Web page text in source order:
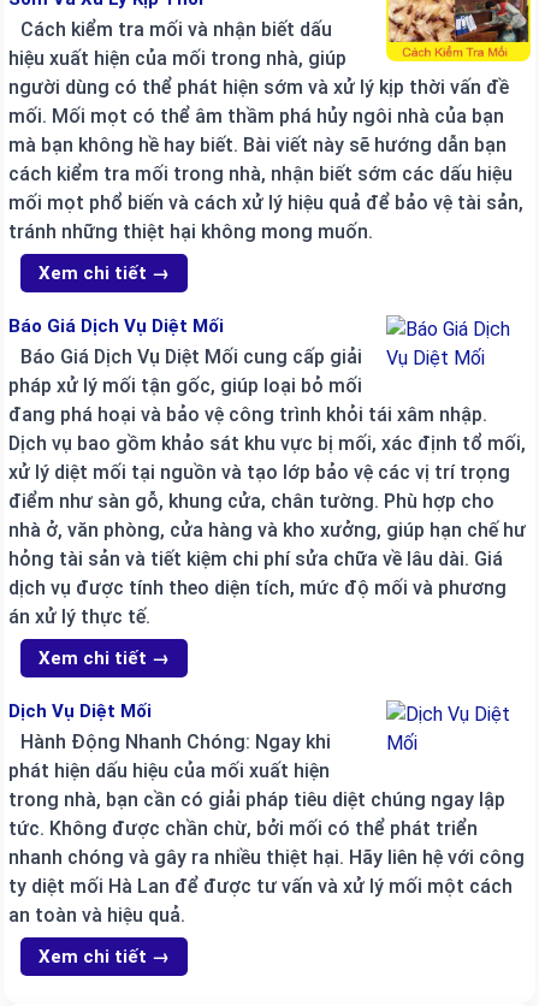
Cách kiểm tra mối và nhận biết dấu
hiệu xuất hiện của mối trong nhà, giúp
người dùng có thể phát hiện sớm và xử lý kịp thời vấn đề
mối. Mối mọt có thể âm thầm phá hủy ngôi nhà của bạn
mà bạn không hề hay biết. Bài viết này sẽ hướng dẫn bạn
cách kiểm tra mối trong nhà, nhận biết sớm các dấu hiệu
mối mọt phổ biến và cách xử lý hiệu quả để bảo vệ tài sản,
tránh những thiệt hại không mong muốn.
Xem chi tiết →
Báo Giá Dịch Vụ Diệt Mối
Báo Giá Dịch Vụ Diệt Mối cung cấp giải
pháp xử lý mối tận gốc, giúp loại bỏ mối
đang phá hoại và bảo vệ công trình khỏi tái xâm nhập.
Dịch vụ bao gồm khảo sát khu vực bị mối, xác định tổ mối,
xử lý diệt mối tại nguồn và tạo lớp bảo vệ các vị trí trọng
điểm như sàn gỗ, khung cửa, chân tường. Phù hợp cho
nhà ở, văn phòng, cửa hàng và kho xưởng, giúp hạn chế hư
hỏng tài sản và tiết kiệm chi phí sửa chữa về lâu dài. Giá
dịch vụ được tính theo diện tích, mức độ mối và phương
án xử lý thực tế.
Xem chi tiết →
Dịch Vụ Diệt Mối
Hành Động Nhanh Chóng: Ngay khi
phát hiện dấu hiệu của mối xuất hiện
trong nhà, bạn cần có giải pháp tiêu diệt chúng ngay lập
tức. Không được chần chừ, bởi mối có thể phát triển
nhanh chóng và gây ra nhiều thiệt hại. Hãy liên hệ với công
ty diệt mối Hà Lan để được tư vấn và xử lý mối một cách
an toàn và hiệu quả.
Xem chi tiết →